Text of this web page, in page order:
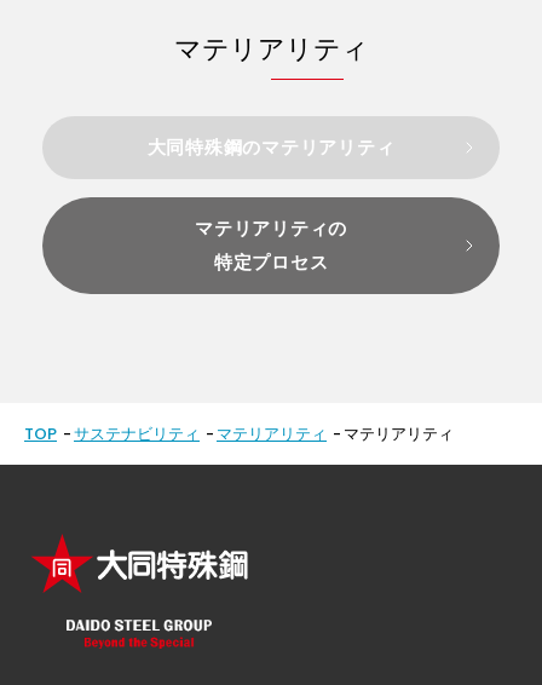
マテリアリティ
大同特殊鋼のマテリアリティ
マテリアリティの
特定プロセス
TOP サステナビリティ マテリアリティ マテリアリティ